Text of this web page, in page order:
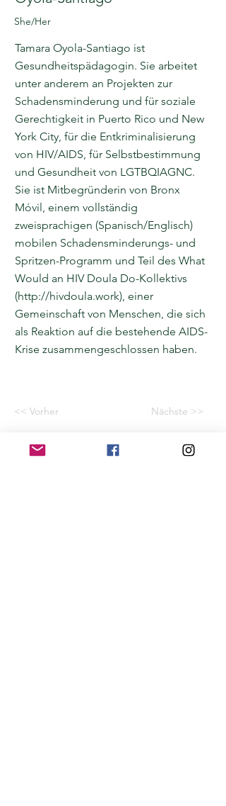
She/Her
Tamara Oyola-Santiago ist
Gesundheitspädagogin. Sie arbeitet
unter anderem an Projekten zur
Schadensminderung und für soziale
Gerechtigkeit in Puerto Rico und New
York City, für die Entkriminalisierung
von HIV/AIDS, für Selbstbestimmung
und Gesundheit von LGTBQIAGNC.
Sie ist Mitbegründerin von Bronx
Móvil, einem vollständig
zweisprachigen (Spanisch/Englisch)
mobilen Schadensminderungs- und
Spritzen-Programm und Teil des What
Would an HIV Doula Do-Kollektivs
(http://hivdoula.work), einer
Gemeinschaft von Menschen, die sich
als Reaktion auf die bestehende AIDS-
Krise zusammengeschlossen haben.
<< Vorher Nächste >>